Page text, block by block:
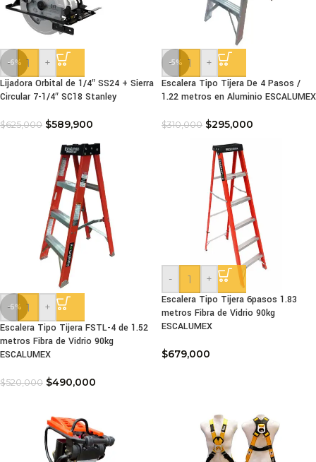
-6%
-
+
Lijadora Orbital de 1/4″ SS24 + Sierra
Circular 7-1/4″ SC18 Stanley
$625,000 $589,900
-5%
-
+
Escalera Tipo Tijera De 4 Pasos /
1.22 metros en Aluminio ESCALUMEX
$310,000 $295,000
-6%
-
+
Escalera Tipo Tijera FSTL-4 de 1.52
metros Fibra de Vidrio 90kg
ESCALUMEX
$520,000 $490,000
-
+
Escalera Tipo Tijera 6pasos 1.83
metros Fibra de Vidrio 90kg
ESCALUMEX
$679,000